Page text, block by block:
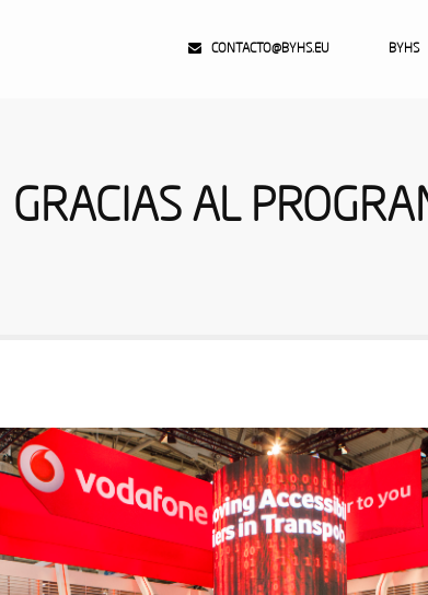
CONTACTO@BYHS.EU BYHS
GRACIAS AL